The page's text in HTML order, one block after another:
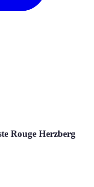
Rouge Herzberg